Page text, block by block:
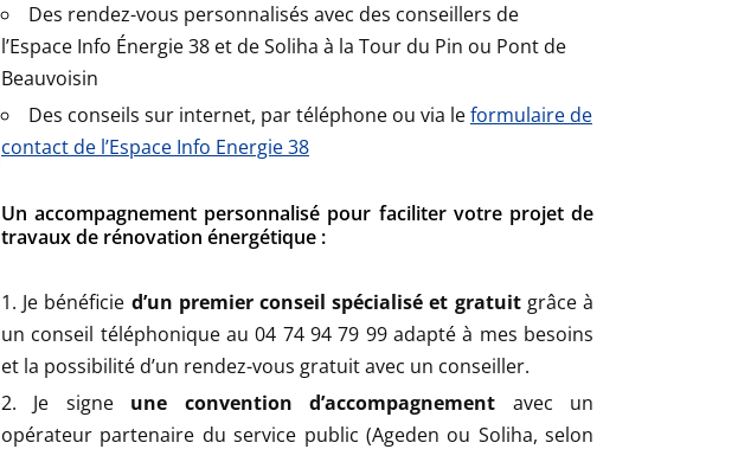
Des rendez-vous personnalisés avec des conseillers de
l’Espace Info Énergie 38 et de Soliha à la Tour du Pin ou Pont de
Beauvoisin
Des conseils sur internet, par téléphone ou via leformulaire de
contact de l’Espace Info Energie 38
Un accompagnement personnalisé pour faciliter votre projet de
travaux de rénovation énergétique :
Je bénéficie d’un premier conseil spécialisé et gratuitgrâce à
un conseil téléphonique au 04 74 94 79 99 adapté à mes besoins
et la possibilité d’un rendez-vous gratuit avec un conseiller.
Je signe une convention d’accompagnement avec un
opérateur partenaire du service public (Ageden ou Soliha, selon